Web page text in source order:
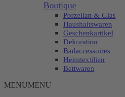
Boutique
Porzellan & Glas
Haushaltswaren
Geschenkartikel
Dekoration
Badaccessoires
Heimtextilien
Bettwaren
MENUMENU